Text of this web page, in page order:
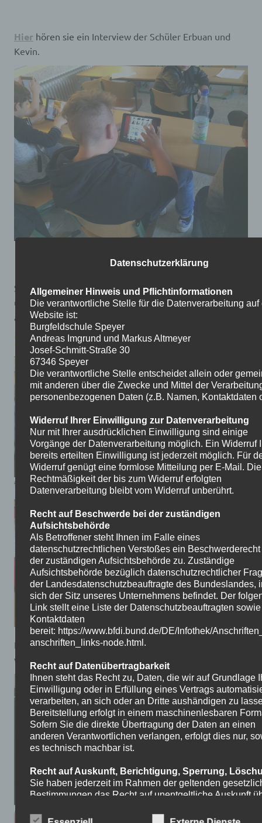
Hier hören sie ein Interview der Schüler Erbuan und
Kevin.
Sie gehen mit Euphorie, Lust und Laune an die Arbeit
und sind bestrebt diese richtig
auszuführen.
Die Schüler bereiten auch etwas für die Jubiläumsfeier
vor aber das bleibt uns bis dahin wohl verschwiegen.
Datenschutzerklärung
Allgemeiner Hinweis und Pflichtinformationen
Die verantwortliche Stelle für die Datenverarbeitung auf
Website ist:
Burgfeldschule Speyer
Andreas Imgrund und Markus Altmeyer
Josef-Schmitt-Straße 30
67346 Speyer
Die verantwortliche Stelle entscheidet allein oder
mit anderen über die Zwecke und Mittel der
personenbezogenen Daten (z.B. Namen, Kontaktdaten
Widerruf Ihrer Einwilligung zur Datenverarbeitung
Nur mit Ihrer ausdrücklichen Einwilligung sind einige
Vorgänge der Datenverarbeitung möglich. Ein Widerruf
bereits erteilten Einwilligung ist jederzeit möglich. Für
Widerruf genügt eine formlose Mitteilung per E-Mail. Die
Rechtmäßigkeit der bis zum Widerruf erfolgten
Datenverarbeitung bleibt vom Widerruf unberührt.
Recht auf Beschwerde bei der zuständigen
Aufsichtsbehörde
Als Betroffener steht Ihnen im Falle eines
datenschutzrechtlichen Verstoßes ein
der zuständigen Aufsichtsbehörde zu. Zuständige
Aufsichtsbehörde bezüglich datenschutzrechtlicher
der Landesdatenschutzbeauftragte des Bundeslandes,
sich der Sitz unseres Unternehmens befindet. Der
Link stellt eine Liste der Datenschutzbeauftragten
Kontaktdaten
bereit: https://www.bfdi.bund.de/DE/Infothek/
anschriften_links-node.html.
Recht auf Datenübertragbarkeit
Ihnen steht das Recht zu, Daten, die wir auf Grundlage
Einwilligung oder in Erfüllung eines Vertrags
verarbeiten, an sich oder an Dritte aushändigen zu
Bereitstellung erfolgt in einem maschinenlesbaren
Sofern Sie die direkte Übertragung der Daten an einen
anderen Verantwortlichen verlangen, erfolgt dies nur,
es technisch machbar ist.
Recht auf Auskunft, Berichtigung, Sperrung,
Sie haben jederzeit im Rahmen der geltenden
Bestimmungen das Recht auf unentgeltliche Auskunft
Daten, deren Empfänger und den Zweck der